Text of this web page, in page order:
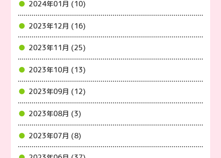
2024年01月 (10)
2023年12月 (16)
2023年11月 (25)
2023年10月 (13)
2023年09月 (12)
2023年08月 (3)
2023年07月 (8)